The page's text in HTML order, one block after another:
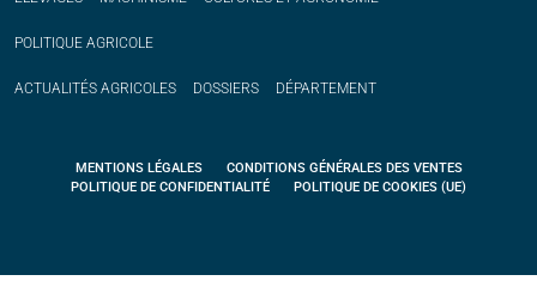
POLITIQUE AGRICOLE
ACTUALITÉS AGRICOLES DOSSIERS DÉPARTEMENT
MENTIONS LÉGALES
CONDITIONS GÉNÉRALES DES VENTES
POLITIQUE DE CONFIDENTIALITÉ
POLITIQUE DE COOKIES (UE)